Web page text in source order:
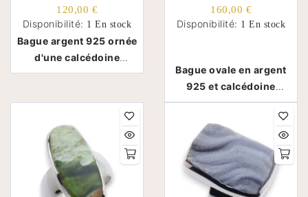
120,00 €
Disponibilité: 1 En stock
Bague argent 925 ornée
d'une calcédoine
drusiforme - Inde
griffe
160,00 €
Disponibilité: 1 En stock
Bague ovale en argent
925 et calcédoine
chrome - Inde